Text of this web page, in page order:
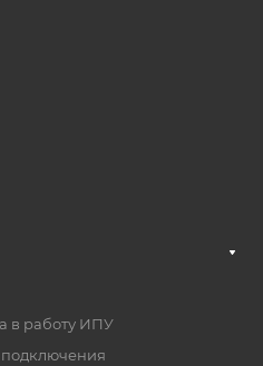
в работу ИПУ
подключения